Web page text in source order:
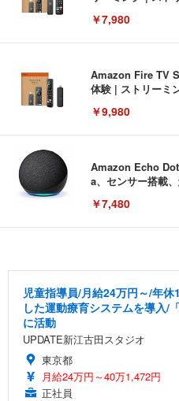
￥7,980
Amazon Fire TV
体験 | ストリーミ
￥9,980
Amazon Echo
a、センサー搭載
￥7,480
[EdoErgo] オフィ
い 跳ね上げ式ア
キング pc 事務椅
ン樹脂ベース 通
SIHOO B100 オフ
ュチェア 人間工学
EIZO ビジネス向
EV3240X-WT |
イト
EV2740X-WT |
回使い捨て 無香
￥3,373
Amazonベーシッ
x2袋(84枚) ホワイ
児童指導員/月給24万円～/年
した運動療育システムを導入/
に活動
UPDATE新江古田スタジオ
東京都
月給24万円～40万1,472円
正社員